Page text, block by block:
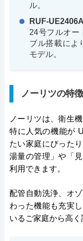
ル。
RUF-
24号フルオー
ブル搭載によ
モデル。
ノーリツの特
ノーリツは、衛生
特に人気の機能が
たい家庭にぴった
湯量の管理」や「
利用できます。
配管自動洗浄、オ
わった機能も充実
いるご家庭から高く